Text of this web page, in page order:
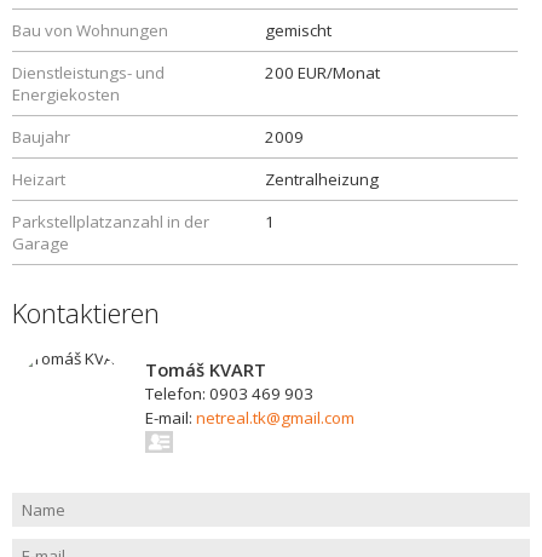
Bau von Wohnungen
gemischt
Dienstleistungs- und
Energiekosten
200 EUR/Monat
Baujahr
2009
Heizart
Zentralheizung
Parkstellplatzanzahl in der
Garage
1
Kontaktieren
Tomáš KVART
Telefon: 0903 469 903
E-mail: netreal.tk@gmail.com